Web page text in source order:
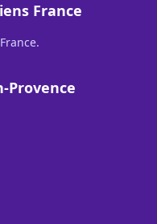
France
Provence